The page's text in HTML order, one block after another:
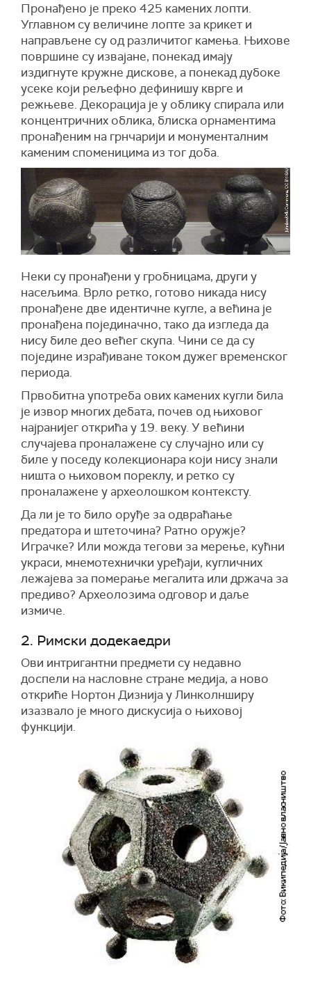
Пронађено је преко 425 камених лопти.
Углавном су величине лопте за крикет и
направљене су од различитог камења. Њихове
површине су извајане, понекад имају
издигнуте кружне дискове, а понекад дубоке
усеке који рељефно дефинишу кврге и
режњеве. Декорација је у облику спирала или
концентричних облика, блиска орнаментима
пронађеним на грнчарији и монументалним
каменим споменицима из тог доба.
Неки су пронађени у гробницама, други у
насељима. Врло ретко, готово никада нису
пронађене две идентичне кугле, а већина је
пронађена појединачно, тако да изгледа да
нису биле део већег скупа. Чини се да су
поједине израђиване током дужег временског
периода.
Првобитна употреба ових камених кугли била
је извор многих дебата, почев од њиховог
најранијег открића у 19. веку. У већини
случајева проналажене су случајно или су
биле у поседу колекционара који нису знали
ништа о њиховом пореклу, и ретко су
проналажене у археолошком контексту.
Да ли је то било оруђе за одвраћање
предатора и штеточина? Ратно оружје?
Играчке? Или можда тегови за мерење, кућни
украси, мнемотехнички уређаји, кугличних
лежајева за померање мегалита или држача за
предиво? Археолозима одговор и даље
измиче.
2. Римски додекаедри
Ови интригантни предмети су недавно
доспели на насловне стране медија, а ново
откриће Нортон Дизнија у Линколнширу
изазвало је много дискусија о њиховој
функцији.